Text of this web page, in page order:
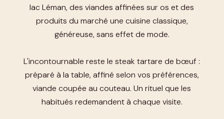
lac Léman, des viandes affinées sur os et des
produits du marché une cuisine classique,
généreuse, sans effet de mode.
L'incontournable reste le steak tartare de bœuf :
préparé à la table, affiné selon vos préférences,
viande coupée au couteau. Un rituel que les
habitués redemandent à chaque visite.